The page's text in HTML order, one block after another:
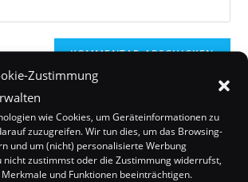
Zustimmung
wie Cookies, um Geräteinformationen zu
zuzugreifen. Wir tun dies, um das Browsing-
und um (nicht) personalisierte Werbung
nicht zustimmst oder die Zustimmung widerrufst,
und Funktionen beeinträchtigen.